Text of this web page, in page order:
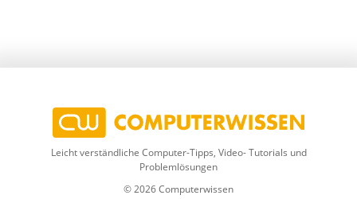
Leicht verständliche Computer-Tipps, Video- Tutorials und
Problemlösungen
© 2026 Computerwissen